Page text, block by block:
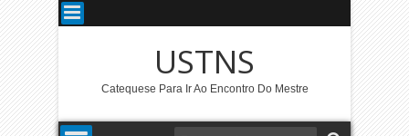
USTNS
Catequese Para Ir Ao Encontro Do Mestre